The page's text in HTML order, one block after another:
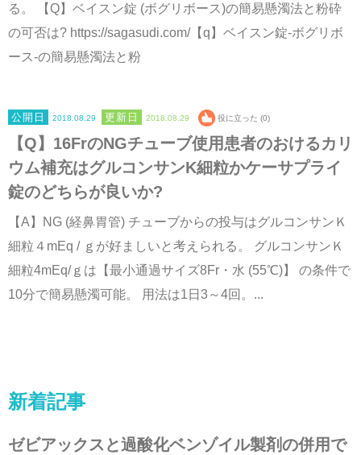
る。 【Q】ベイスン錠 (ボグリボース)の簡易懸濁法と粉砕
の可否は? https://sagasudi.com/【q】ベイスン錠-ボグリボ
ース-の簡易懸濁法と粉
2018.08.29 2018.08.29 役に立った (0)
【Q】16FrのNGチューブ使用患者のおけるカリ
ウム補充はグルコンサンK細粒かケーサプライ
錠のどちらが良いか?
【A】NG (経鼻胃管) チューブからの投与はグルコンサンＫ
細粒４mEq / ｇが好ましいと考えられる。 グルコンサンＫ
細粒4mEq/ｇは【最小通過サイズ8Fr・水 (55℃)】 の条件で
10分で簡易懸濁可能。 用法は1日3～4回。...
新着記事
ゼビアックスと過酸化ベンゾイル製剤の併用で